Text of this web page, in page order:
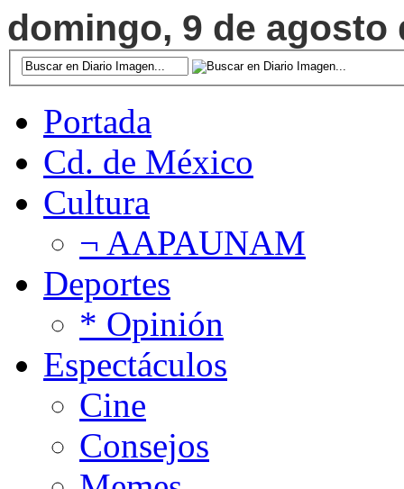
domingo, 9 de agosto
Portada
Cd. de México
Cultura
¬ AAPAUNAM
Deportes
* Opinión
Espectáculos
Cine
Consejos